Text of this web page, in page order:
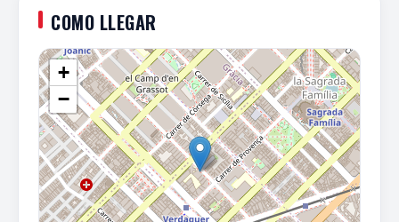
COMO LLEGAR
+
−